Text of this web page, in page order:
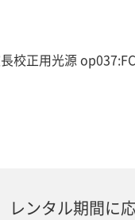
正用光源
タル期間に応